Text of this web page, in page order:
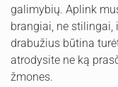
galimybių. Aplink
brangiai, ne stilingai,
drabužius būtina
atrodysite ne ką
žmones.